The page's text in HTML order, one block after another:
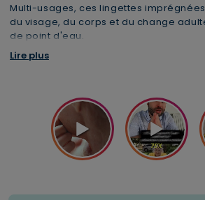
Multi-usages, ces lingettes
du visage, du corps et du change
de point d'eau.
Paquet de 50 unités
Lire plus